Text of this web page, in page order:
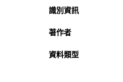
識別資訊
著作者
資料類型